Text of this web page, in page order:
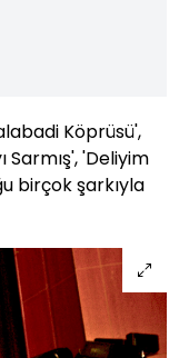
Köprüsü',
Sarmış', 'Deliyim
birçok şarkıyla